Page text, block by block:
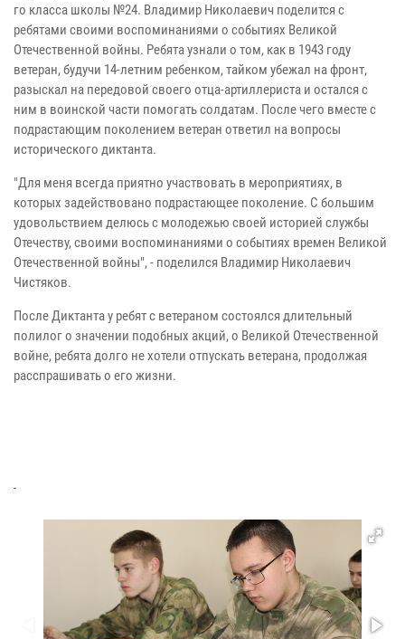
го класса школы №24. Владимир Николаевич поделится с
ребятами своими воспоминаниями о событиях Великой
Отечественной войны. Ребята узнали о том, как в 1943 году
ветеран, будучи 14-летним ребенком, тайком убежал на фронт,
разыскал на передовой своего отца-артиллериста и остался с
ним в воинской части помогать солдатам. После чего вместе с
подрастающим поколением ветеран ответил на вопросы
исторического диктанта.
"Для меня всегда приятно участвовать в мероприятиях, в
которых задействовано подрастающее поколение. С большим
удовольствием делюсь с молодежью своей историей службы
Отечеству, своими воспоминаниями о событиях времен Великой
Отечественной войны", - поделился Владимир Николаевич
Чистяков.
После Диктанта у ребят с ветераном состоялся длительный
полилог о значении подобных акций, о Великой Отечественной
войне, ребята долго не хотели отпускать ветерана, продолжая
расспрашивать о его жизни.